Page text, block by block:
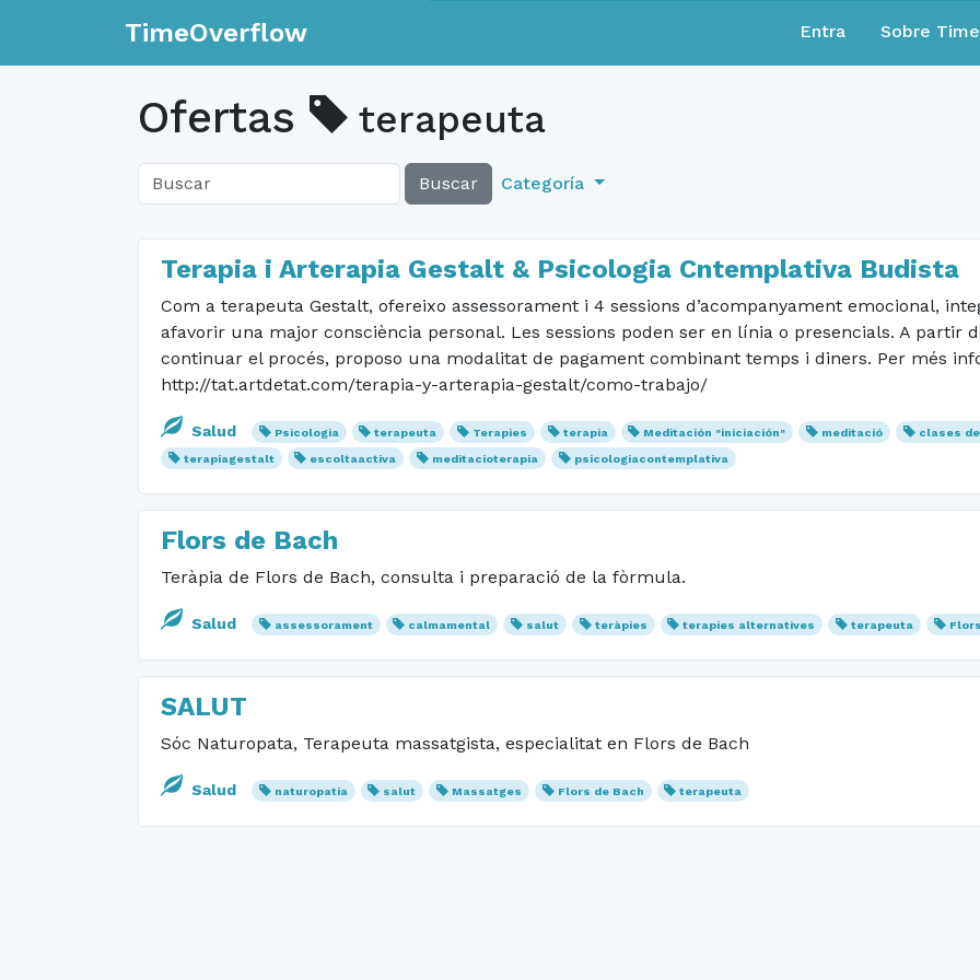
TimeOverflow Entra Sobre
Ofertas terapeuta
Buscar Categoría
Terapia i Arterapia Gestalt & Psicologia Cntemplativa Budista
Com a terapeuta Gestalt, ofereixo assessorament i 4 sessions d’acompanyament emocional,
afavorir una major consciència personal. Les sessions poden ser en línia o presencials. A partir
continuar el procés, proposo una modalitat de pagament combinant temps i diners. Per més
http://tat.artdetat.com/terapia-y-arterapia-gestalt/como-trabajo/
Salud Psicologia terapeuta Terapies terapia Meditación "iniciación" meditació clases
terapiagestalt
escoltaactiva meditacioterapia psicologiacontemplativa
Flors de Bach
Teràpia de Flors de Bach, consulta i preparació de la fòrmula.
Salud assessorament calmamental salut teràpies terapies alternatives terapeuta
SALUT
Sóc Naturopata, Terapeuta massatgista, especialitat en Flors de Bach
Salud naturopatia salut Massatges Flors de Bach terapeuta